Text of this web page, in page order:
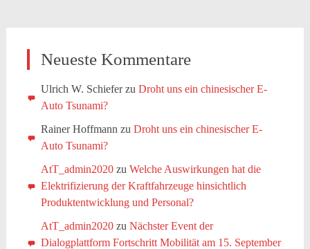
Neueste Kommentare
Ulrich W. Schieferzu Droht uns ein chinesischer E-
Auto Tsunami?
Rainer Hoffmann zu Droht uns ein chinesischer E-
Auto Tsunami?
AtT_admin2020zu Welche Auswirkungen hat die
Elektrifizierung der Kraftfahrzeuge hinsichtlich
Produktentwicklung und Personal?
AtT_admin2020zu Nächster Event der
Dialogplattform Fortschritt Mobilität am 15. September